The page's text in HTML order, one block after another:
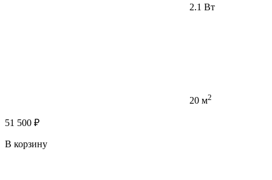
2.1 Вт
20 м2
51 500 ₽
В корзину